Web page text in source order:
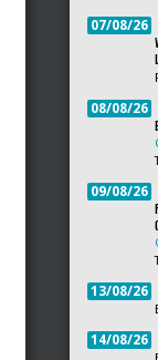
07/08/26
08/08/26
09/08/26
13/08/26
14/08/26